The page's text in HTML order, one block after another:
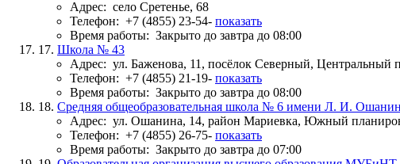
Адрес: село Сретенье, 68
Телефон: +7 (4855) 23-54- показать
Время работы: Закрыто до завтра до 08:00
17. Школа № 43
Адрес: ул. Баженова, 11, посёлок Северный,
Телефон: +7 (4855) 21-19- показать
Время работы: Закрыто до завтра до 08:00
18. Средняя общеобразовательная школа № 6 имени Л. И.
Адрес: ул. Ошанина, 14, район Мариевка, Южный
Телефон: +7 (4855) 26-75- показать
Время работы: Закрыто до завтра до 07:00